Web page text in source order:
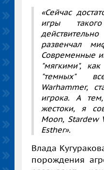
«Сейчас
игры
развенчал
Современные
"мягкими",
"темных"
Warhammer,
игрока. А
жестоки, я
Moon, Stardew
Esther».
Влада
порождения